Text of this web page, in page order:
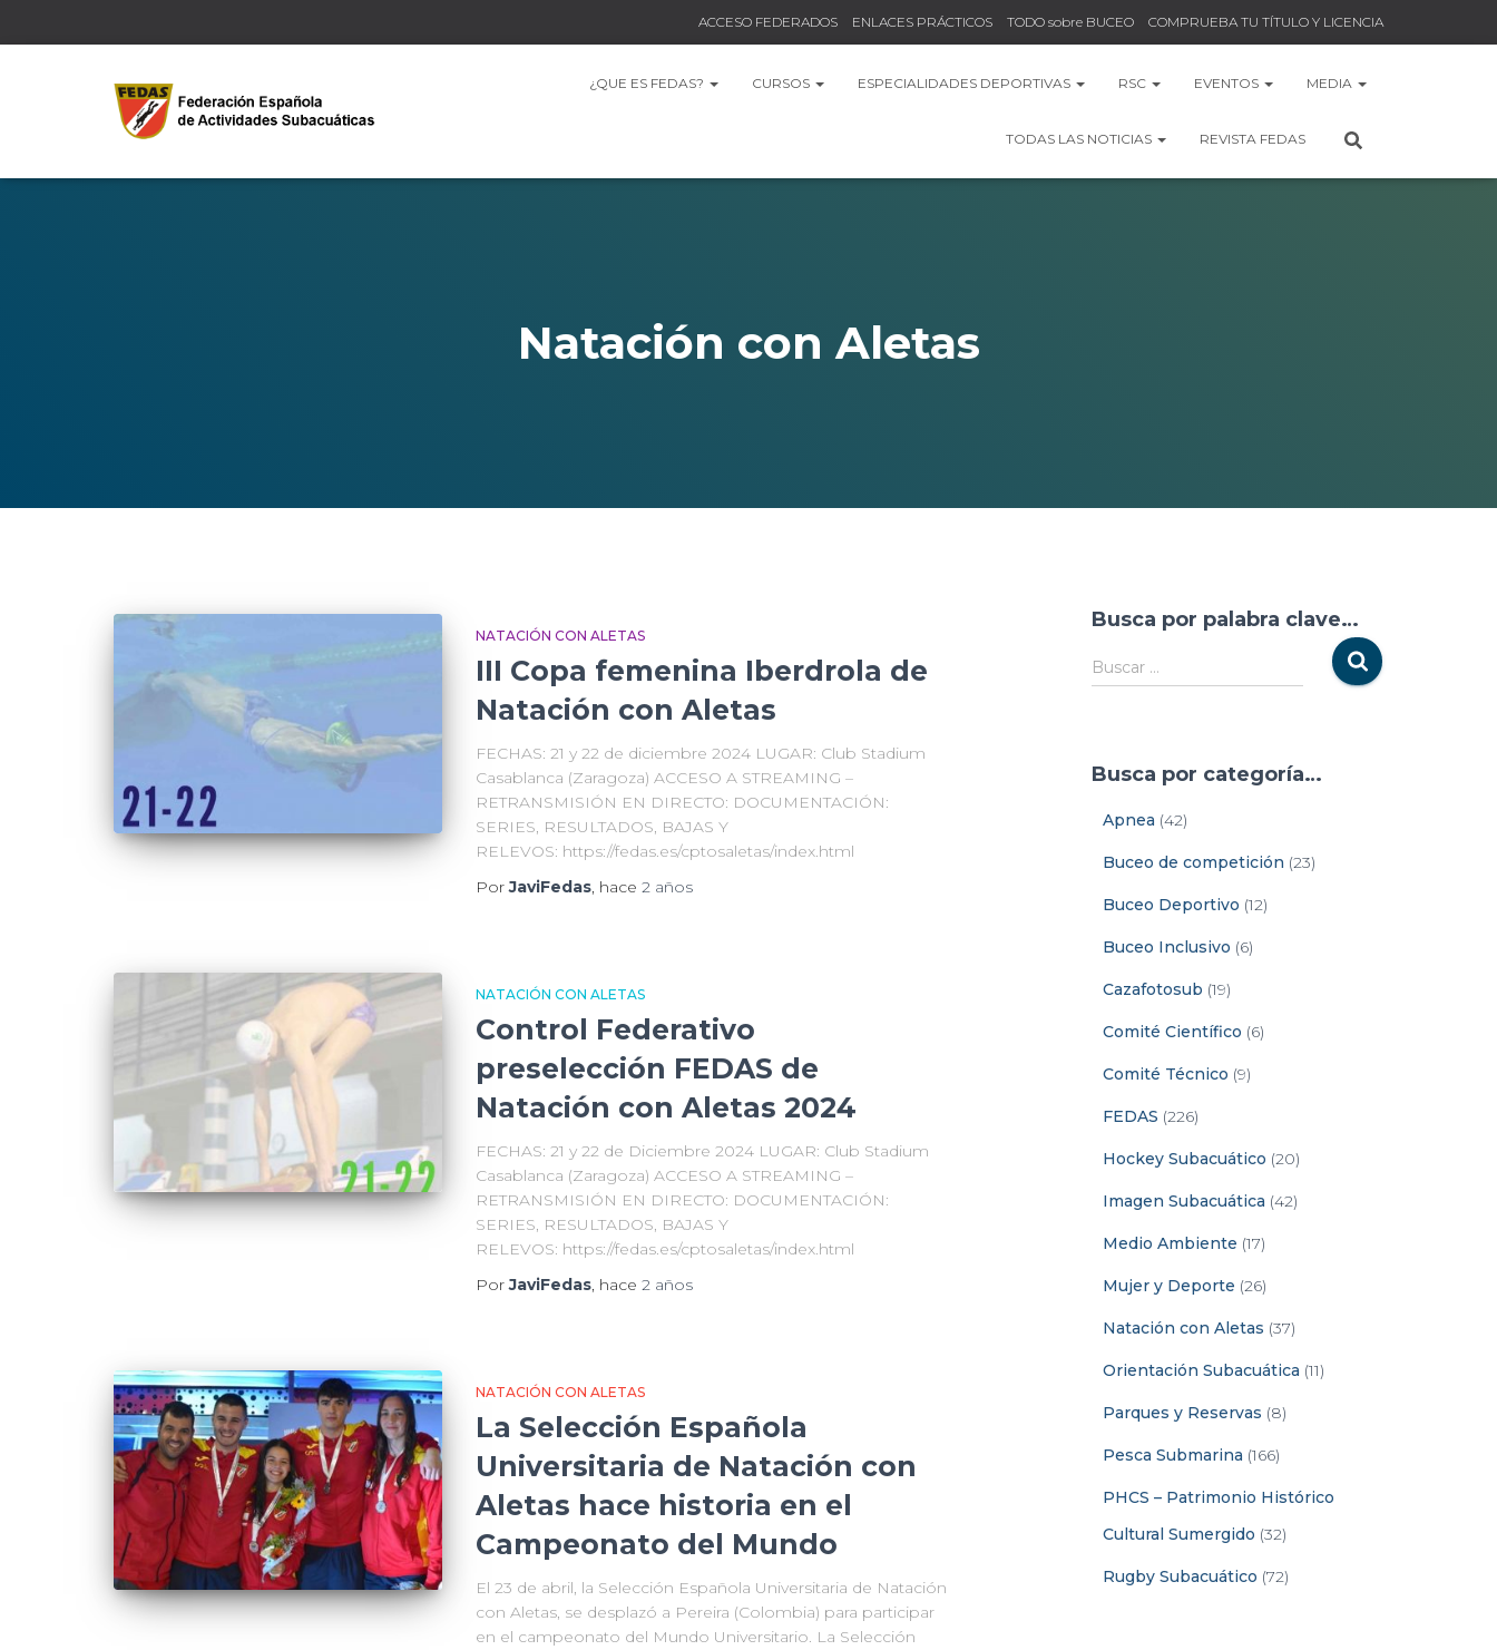
ACCESO FEDERADOS ENLACES PRÁCTICOS TODO sobre BUCEO COMPRUEBA TU TÍTULO Y LICENCIA
¿QUE ES FEDAS? CURSOS ESPECIALIDADES DEPORTIVAS RSC EVENTOS MEDIA
TODAS LAS NOTICIAS REVISTA FEDAS
Natación con Aletas
NATACIÓN CON ALETAS
III Copa femenina Iberdrola de
Natación con Aletas
FECHAS: 21 y 22 de diciembre 2024 LUGAR: Club Stadium
Casablanca (Zaragoza) ACCESO A STREAMING –
RETRANSMISIÓN EN DIRECTO: DOCUMENTACIÓN:
SERIES, RESULTADOS, BAJAS Y
RELEVOS: https://fedas.es/cptosaletas/index.html
PorJaviFedas, hace 2 años
NATACIÓN CON ALETAS
Control Federativo
preselección FEDAS de
Natación con Aletas 2024
FECHAS: 21 y 22 de Diciembre 2024 LUGAR: Club Stadium
Casablanca (Zaragoza) ACCESO A STREAMING –
RETRANSMISIÓN EN DIRECTO: DOCUMENTACIÓN:
SERIES, RESULTADOS, BAJAS Y
RELEVOS: https://fedas.es/cptosaletas/index.html
PorJaviFedas, hace 2 años
NATACIÓN CON ALETAS
La Selección Española
Universitaria de Natación con
Aletas hace historia en el
Campeonato del Mundo
El 23 de abril, la Selección Española Universitaria de Natación
con Aletas, se desplazó a Pereira (Colombia) para participar
en el campeonato del Mundo Universitario. La Selección
Busca por palabra clave…
Buscar …
Busca por categoría…
Apnea (42)
Buceo de competición (23)
Buceo Deportivo (12)
Buceo Inclusivo (6)
Cazafotosub (19)
Comité Científico (6)
Comité Técnico (9)
FEDAS (226)
Hockey Subacuático (20)
Imagen Subacuática (42)
Medio Ambiente (17)
Mujer y Deporte (26)
Natación con Aletas (37)
Orientación Subacuática (11)
Parques y Reservas (8)
Pesca Submarina (166)
PHCS – Patrimonio Histórico
Cultural Sumergido (32)
Rugby Subacuático (72)